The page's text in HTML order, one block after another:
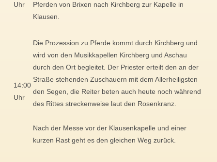
Uhr
Pferden von Brixen nach Kirchberg zur Kapelle in
Klausen.
14:00
Uhr
Die Prozession zu Pferde kommt durch Kirchberg und
wird von den Musikkapellen Kirchberg und Aschau
durch den Ort begleitet. Der Priester erteilt den an der
Straße stehenden Zuschauern mit dem Allerheiligsten
den Segen, die Reiter beten auch heute noch während
des Rittes streckenweise laut den Rosenkranz.
Nach der Messe vor der Klausenkapelle und einer
kurzen Rast geht es den gleichen Weg zurück.